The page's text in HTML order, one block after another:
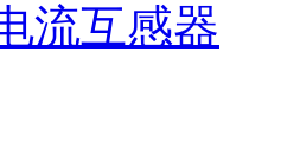
流互感器